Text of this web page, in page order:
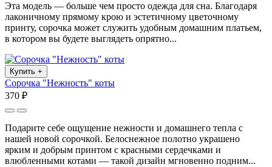
Эта модель — больше чем просто одежда для сна. Благодаря
лаконичному прямому крою и эстетичному цветочному
принту, сорочка может служить удобным домашним платьем,
в котором вы будете выглядеть опрятно...
Купить +
Сорочка "Нежность" коты
370 ₽
Подарите себе ощущение нежности и домашнего тепла с
нашей новой сорочкой. Белоснежное полотно украшено
ярким и добрым принтом с красными сердечками и
влюбленными котами — такой дизайн мгновенно подним...